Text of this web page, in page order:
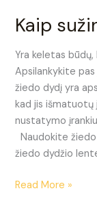
Kaip
Yra keletas
Apsilankykite
žiedo dydį yra
kad jis išmatuotų
nustatymo
Naudokite
žiedo dydžio
Kaip
sužinoti
savo
žiedo
dydį?
Read More »